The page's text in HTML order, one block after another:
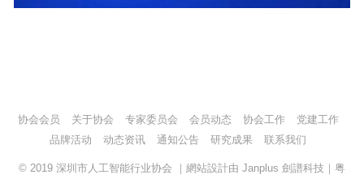
协会会员 关于协会 专家委员会 会员动态 协会工作
党建工作
品牌活动
动态资讯 通知公告 研究成果 联系我们
© 2019 深圳市人工智能行业协会 ｜網站設計由 Janplus 劍譜科技
粤